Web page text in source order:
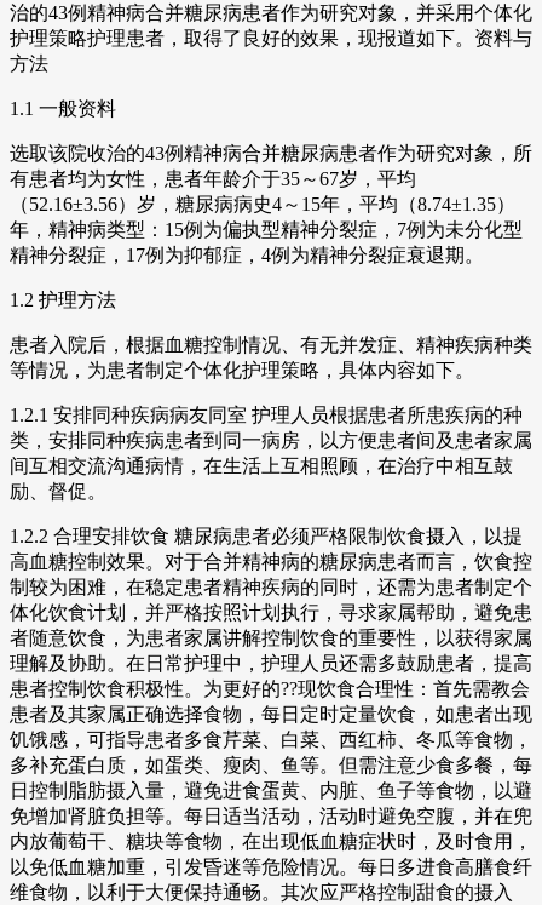
治的43例精神病合并糖尿病患者作为研究对象，并采用个体化
护理策略护理患者，取得了良好的效果，现报道如下。资料与
方法
1.1 一般资料
选取该院收治的43例精神病合并糖尿病患者作为研究对象，所
有患者均为女性，患者年龄介于35～67岁，平均
（52.16±3.56）岁，糖尿病病史4～15年，平均（8.74±1.35）
年，精神病类型：15例为偏执型精神分裂症，7例为未分化型
精神分裂症，17例为抑郁症，4例为精神分裂症衰退期。
1.2 护理方法
患者入院后，根据血糖控制情况、有无并发症、精神疾病种类
等情况，为患者制定个体化护理策略，具体内容如下。
1.2.1 安排同种疾病病友同室 护理人员根据患者所患疾病的种
类，安排同种疾病患者到同一病房，以方便患者间及患者家属
间互相交流沟通病情，在生活上互相照顾，在治疗中相互鼓
励、督促。
1.2.2 合理安排饮食 糖尿病患者必须严格限制饮食摄入，以提
高血糖控制效果。对于合并精神病的糖尿病患者而言，饮食控
制较为困难，在稳定患者精神疾病的同时，还需为患者制定个
体化饮食计划，并严格按照计划执行，寻求家属帮助，避免患
者随意饮食，为患者家属讲解控制饮食的重要性，以获得家属
理解及协助。在日常护理中，护理人员还需多鼓励患者，提高
患者控制饮食积极性。为更好的??现饮食合理性：首先需教会
患者及其家属正确选择食物，每日定时定量饮食，如患者出现
饥饿感，可指导患者多食芹菜、白菜、西红柿、冬瓜等食物，
多补充蛋白质，如蛋类、瘦肉、鱼等。但需注意少食多餐，每
日控制脂肪摄入量，避免进食蛋黄、内脏、鱼子等食物，以避
免增加肾脏负担等。每日适当活动，活动时避免空腹，并在兜
内放葡萄干、糖块等食物，在出现低血糖症状时，及时食用，
以免低血糖加重，引发昏迷等危险情况。每日多进食高膳食纤
维食物，以利于大便保持通畅。其次应严格控制甜食的摄入